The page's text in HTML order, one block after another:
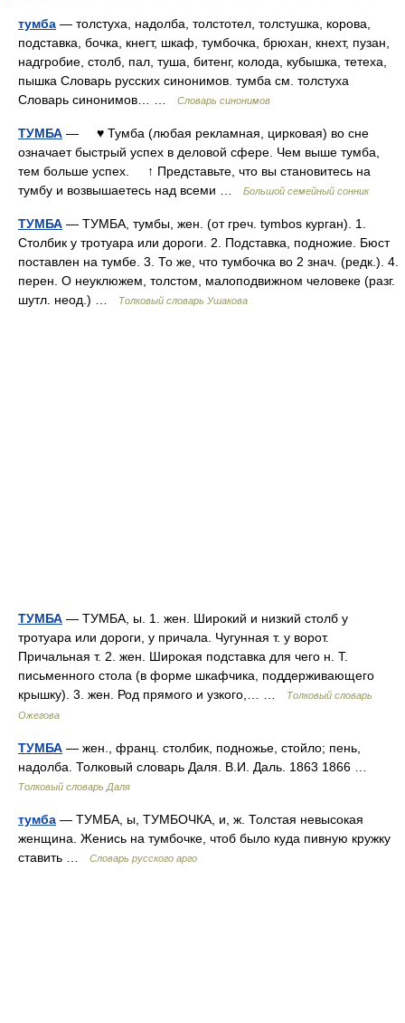
тумба — толстуха, надолба, толстотел, толстушка, корова,
подставка, бочка, кнегт, шкаф, тумбочка, брюхан, кнехт, пузан,
надгробие, столб, пал, туша, битенг, колода, кубышка, тетеха,
пышка Словарь русских синонимов. тумба см. толстуха
Словарь синонимов… …
Словарь синонимов
ТУМБА — ♥ Тумба (любая рекламная, цирковая) во сне
означает быстрый успех в деловой сфере. Чем выше тумба,
тем больше успех. ↑ Представьте, что вы становитесь на
тумбу и возвышаетесь над всеми …
Большой семейный сонник
ТУМБА — ТУМБА, тумбы, жен. (от греч. tymbos курган). 1.
Столбик у тротуара или дороги. 2. Подставка, подножие. Бюст
поставлен на тумбе. 3. То же, что тумбочка во 2 знач. (редк.). 4.
перен. О неуклюжем, толстом, малоподвижном человеке (разг.
шутл. неод.) …
Толковый словарь Ушакова
ТУМБА — ТУМБА, ы. 1. жен. Широкий и низкий столб у
тротуара или дороги, у причала. Чугунная т. у ворот.
Причальная т. 2. жен. Широкая подставка для чего н. Т.
письменного стола (в форме шкафчика, поддерживающего
крышку). 3. жен. Род прямого и узкого,… …
Толковый словарь
Ожегова
ТУМБА — жен., франц. столбик, подножье, стойло; пень,
надолба. Толковый словарь Даля. В.И. Даль. 1863 1866 …
Толковый словарь Даля
тумба — ТУМБА, ы, ТУМБОЧКА, и, ж. Толстая невысокая
женщина. Женись на тумбочке, чтоб было куда пивную кружку
ставить …
Словарь русского арго